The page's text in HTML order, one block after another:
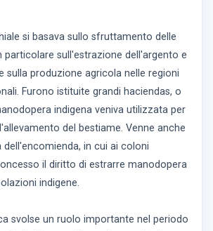
si basava sullo sfruttamento delle
particolare sull'estrazione dell'argento e
sulla produzione agricola nelle regioni
Furono istituite grandi haciendas, o
indigena veniva utilizzata per
del bestiame. Venne anche
in cui ai coloni
il diritto di estrarre manodopera
indigene.
svolse un ruolo importante nel periodo